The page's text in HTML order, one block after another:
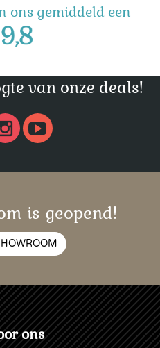
ons gemiddeld een
van onze deals!
is geopend!
ons